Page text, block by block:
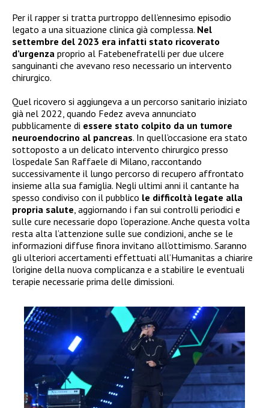
Per il rapper si tratta purtroppo dell’ennesimo episodio
legato a una situazione clinica già complessa. Nel
settembre del 2023 era infatti stato ricoverato
d’urgenza proprio al Fatebenefratelli per due ulcere
sanguinanti che avevano reso necessario un intervento
chirurgico.
Quel ricovero si aggiungeva a un percorso sanitario iniziato
già nel 2022, quando Fedez aveva annunciato
pubblicamente di essere stato colpito da un tumore
neuroendocrino al pancreas. In quell’occasione era stato
sottoposto a un delicato intervento chirurgico presso
l’ospedale San Raffaele di Milano, raccontando
successivamente il lungo percorso di recupero affrontato
insieme alla sua famiglia. Negli ultimi anni il cantante ha
spesso condiviso con il pubblico le difficoltà legate alla
propria salute , aggiornando i fan sui controlli periodici e
sulle cure necessarie dopo l’operazione. Anche questa volta
resta alta l’attenzione sulle sue condizioni, anche se le
informazioni diffuse finora invitano all’ottimismo. Saranno
gli ulteriori accertamenti effettuati all’Humanitas a chiarire
l’origine della nuova complicanza e a stabilire le eventuali
terapie necessarie prima delle dimissioni.